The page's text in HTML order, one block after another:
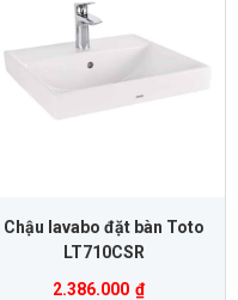
Chậu lavabo đặt bàn Toto
LT710CSR
2.386.000 ₫